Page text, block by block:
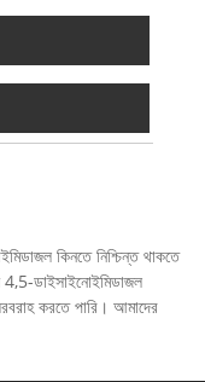
কিনতে নিশ্চিন্ত থাকতে
4,5-ডাইসাইনোইমিডাজল
করতে পারি। আমাদের